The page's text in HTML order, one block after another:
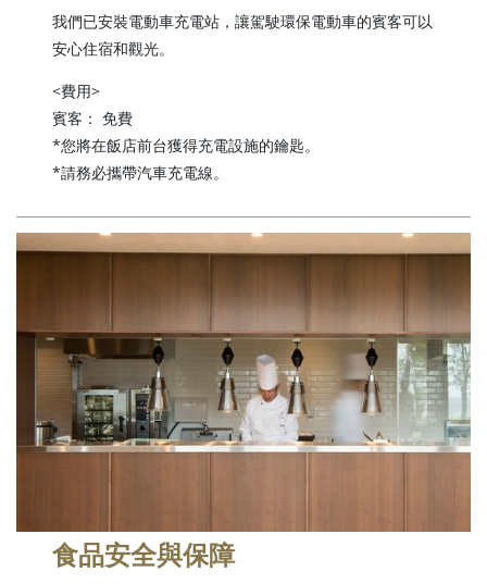
我們已安裝電動車充電站，讓駕駛環保電動車的賓客可以
安心住宿和觀光。
<費用>
賓客： 免費
*您將在飯店前台獲得充電設施的鑰匙。
*請務必攜帶汽車充電線。
食品安全與保障